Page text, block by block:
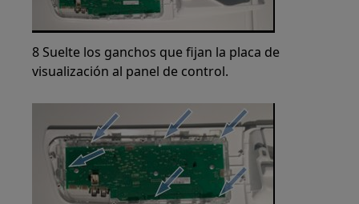
8 Suelte los ganchos que fijan la placa de
visualización al panel de control.